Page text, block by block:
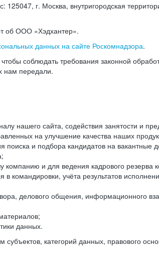
г. Москва, внутригородская
об ООО «Хэдхантер».
данных на сайте Роскомнадзора.
соблюдать требования законной
нам передали.
нашего сайта, содействия занятости и
на улучшение качества наших
и подбора кандидатов на вакантные
компанию и для ведения кадрового резерва
командировки, учёта результатов
делового общения, информационного
данных.
категорий данных, правового